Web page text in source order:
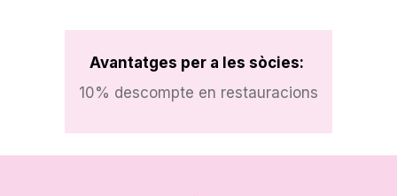
Avantatges per a les sòcies:
10% descompte en restauracions